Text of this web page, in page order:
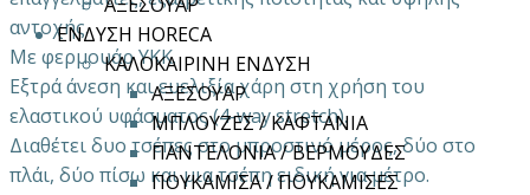
ΑΞΕΣΟΥΑΡ
ΕΝΔΥΣΗ HORECA
ΚΑΛΟΚΑΙΡΙΝΗ ΕΝΔΥΣΗ
ΑΞΕΣΟΥΑΡ
ΜΠΛΟΥΖΕΣ / ΚΑΦΤΑΝΙΑ
ΠΑΝΤΕΛΟΝΙΑ / ΒΕΡΜΟΥΔΕΣ
ΠΟΥΚΑΜΙΣΑ / ΠΟΥΚΑΜΙΣΕΣ
αντοχής.
Mε φερμουάρ YKK.
Εξτρά άνεση και ευελιξία χάρη στη χρήση του
ελαστικού υφάσματος (4-way stretch).
Διαθέτει δυο τσέπες στο μπροστινό μέρος, δύο στο
πλάι, δύο πίσω και μια τσέπη ειδική για μέτρο.